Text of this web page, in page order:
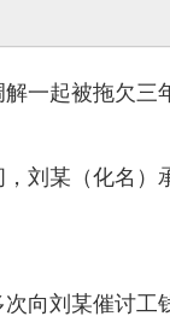
解一起被拖欠三
，刘某（化名
向刘某催讨